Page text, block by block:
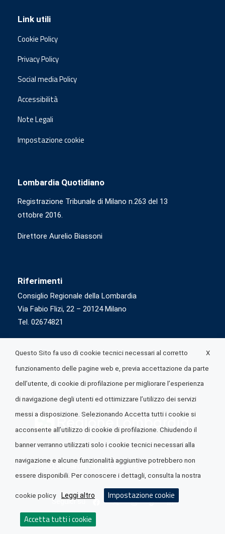
Link utili
Cookie Policy
Privacy Policy
Social media Policy
Accessibilità
Note Legali
Impostazione cookie
Lombardia Quotidiano
Registrazione Tribunale di Milano n.263 del 13
ottobre 2016.
Direttore Aurelio Biassoni
Riferimenti
Consiglio Regionale della Lombardia
Via Fabio Flizi, 22 – 20124 Milano
Tel. 02674821
© 2026 Lombardia Quotidiano è realizzato daA.R.I.A.
Seguici su
X
Questo Sito fa uso di cookie tecnici necessari al corretto
funzionamento delle pagine web e, previa accettazione da parte
dell’utente, di cookie di profilazione per migliorare l’esperienza
di navigazione degli utenti ed ottimizzare l’utilizzo dei servizi
messi a disposizione. Selezionando Accetta tutti i cookie si
acconsente all’utilizzo di cookie di profilazione. Chiudendo il
banner verranno utilizzati solo i cookie tecnici necessari alla
navigazione e alcune funzionalità aggiuntive potrebbero non
essere disponibili. Per conoscere i dettagli, consulta la nostra
cookie policy Leggi altro Impostazione cookie
Accetta tutti i cookie